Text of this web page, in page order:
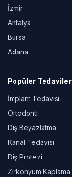
İzmir
Antalya
Bursa
Adana
Popüler Tedaviler
İmplant Tedavisi
Ortodonti
Diş Beyazlatma
Kanal Tedavisi
Diş Protezi
Zirkonyum Kaplama